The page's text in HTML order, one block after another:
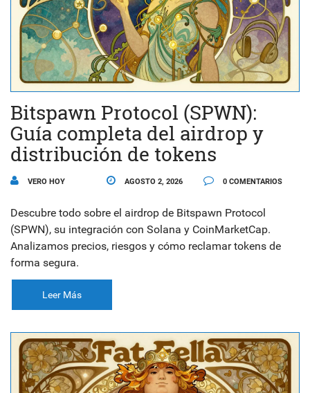
Bitspawn Protocol (SPWN):
Guía completa del airdrop y
distribución de tokens
VERO HOY AGOSTO 2, 2026 0 COMENTARIOS
Descubre todo sobre el airdrop de Bitspawn Protocol
(SPWN), su integración con Solana y CoinMarketCap.
Analizamos precios, riesgos y cómo reclamar tokens de
forma segura.
Leer Más